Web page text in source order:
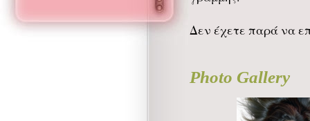
Δεν έχετε παρά να
Photo Gallery